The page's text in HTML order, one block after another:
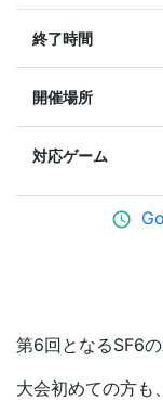
終了時間
開催場所
対応ゲーム
schedule
第6回となるSF6
大会初めての方も